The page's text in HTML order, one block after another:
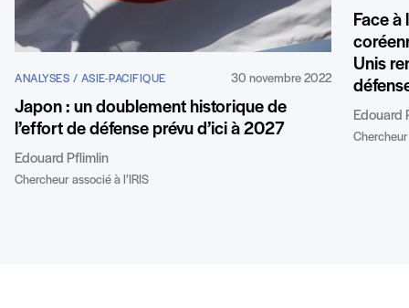
ANALYSES / ASIE-PACIFIQUE 30 novembre 2022
Japon : un doublement historique de
l’effort de défense prévu d’ici à 2027
Edouard Pflimlin
Chercheur associé à l’IRIS
Face à
Unis
Edouard
Chercheur